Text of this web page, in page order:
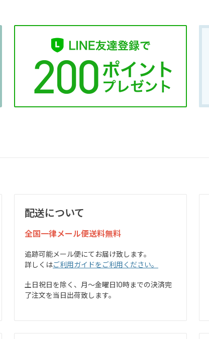
配送について
全国一律メール便送料無料
追跡可能メール便にてお届け致します。
詳しくはご利用ガイドをご利用ください。
土日祝日を除く、月～金曜日10時までの決済完
了注文を当日出荷致します。